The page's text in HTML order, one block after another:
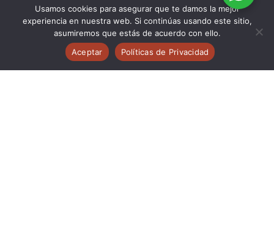
Usamos cookies para asegurar que te damos la mejor
experiencia en nuestra web. Si continúas usando este sitio,
asumiremos que estás de acuerdo con ello.
Aceptar
Políticas de Privacidad